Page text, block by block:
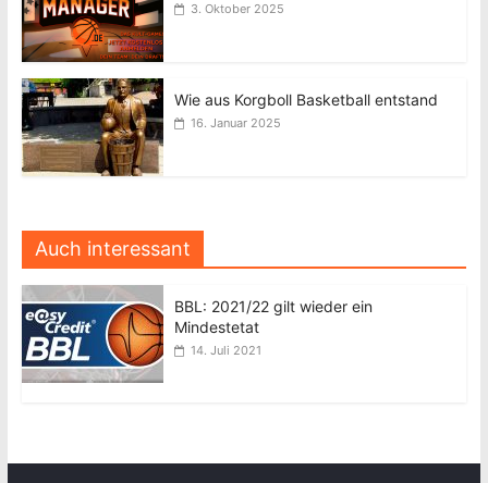
3. Oktober 2025
Wie aus Korgboll Basketball entstand
16. Januar 2025
Auch interessant
BBL: 2021/22 gilt wieder ein
Mindestetat
14. Juli 2021